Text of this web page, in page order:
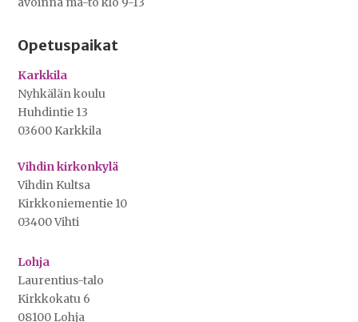
Opetuspaikat
Karkkila
Nyhkälän koulu
Huhdintie 13
03600 Karkkila
Vihdin kirkonkylä
Vihdin Kultsa
Kirkkoniementie 10
03400 Vihti
Lohja
Laurentius-talo
Kirkkokatu 6
08100 Lohja